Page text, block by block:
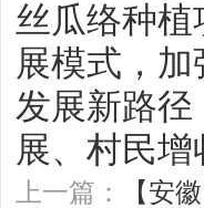
丝瓜络种
展模式，
发展新路径
展、村民
上一篇：
【安